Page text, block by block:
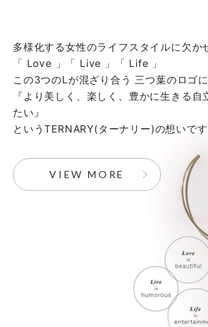
多様化する女性のライフスタイルに欠か
「 Love 」「 Live 」「 Life 」
この3つのLが混ざり合う 三つ葉のロゴ
『より美しく、楽しく、豊かに生きる自
たい』
というTERNARY(ターナリー)の想いです
VIEW MORE